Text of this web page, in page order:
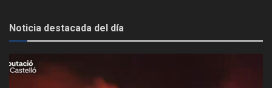
Noticia destacada del día